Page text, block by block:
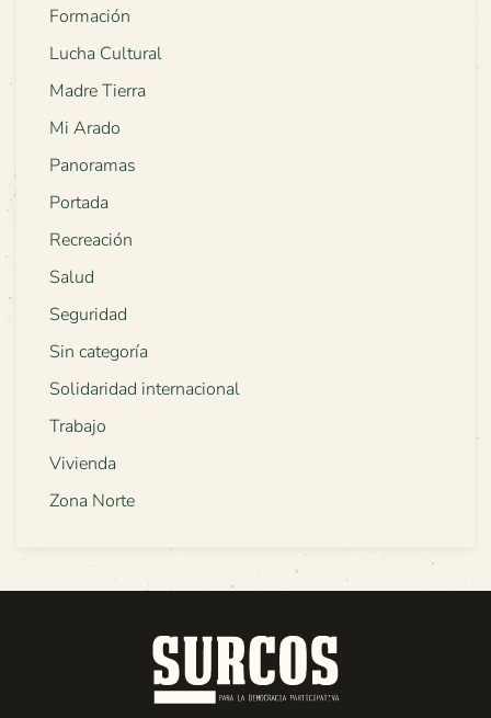
Formación
Lucha Cultural
Madre Tierra
Mi Arado
Panoramas
Portada
Recreación
Salud
Seguridad
Sin categoría
Solidaridad internacional
Trabajo
Vivienda
Zona Norte